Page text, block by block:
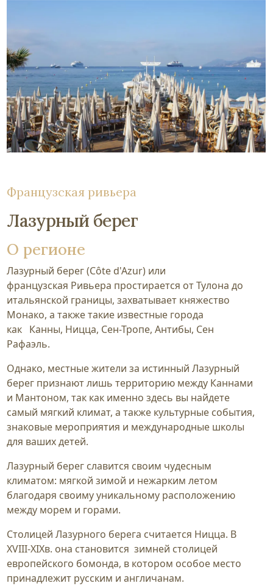
Французская ривьера
Лазурный берег
О регионе
Лазурный берег (Сôte d'Azur) или
французская Ривьера простирается от Тулона до
итальянской границы, захватывает княжество
Монако, а также такие известные города
как Канны, Ницца, Сен-Тропе, Антибы, Сен
Рафаэль.
Однако, местные жители за истинный Лазурный
берег признают лишь территорию между Каннами
и Мантоном, так как именно здесь вы найдете
самый мягкий климат, а также культурные события,
знаковые мероприятия и международные школы
для ваших детей.
Лазурный берег славится своим чудесным
климатом: мягкой зимой и нежарким летом
благодаря своиму уникальному расположению
между морем и горами.
Столицей Лазурного берега считается Ницца. В
XVIII-XIXв. она становится зимней столицей
европейского бомонда, в котором особое место
принадлежит русским и англичанам.